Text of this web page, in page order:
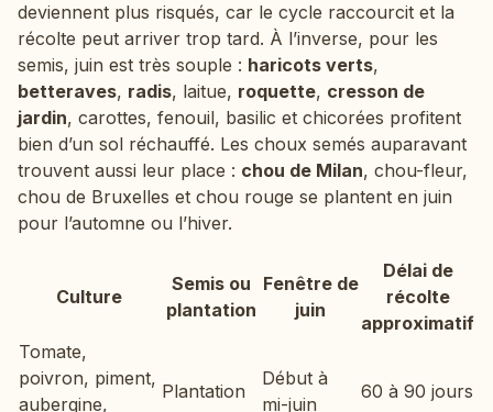
deviennent plus risqués, car le cycle raccourcit et la
récolte peut arriver trop tard. À l’inverse, pour les
semis, juin est très souple : haricots verts,
betteraves, radis, laitue, roquette, cresson de
jardin, carottes, fenouil, basilic et chicorées profitent
bien d’un sol réchauffé. Les choux semés auparavant
trouvent aussi leur place : chou de Milan, chou-fleur,
chou de Bruxelles et chou rouge se plantent en juin
pour l’automne ou l’hiver.
Culture
Semis ou
plantation
Fenêtre de
juin
Délai de
récolte
approximatif
Tomate,
poivron, piment,
aubergine,
Plantation
Début à
mi-juin
60 à 90 jours